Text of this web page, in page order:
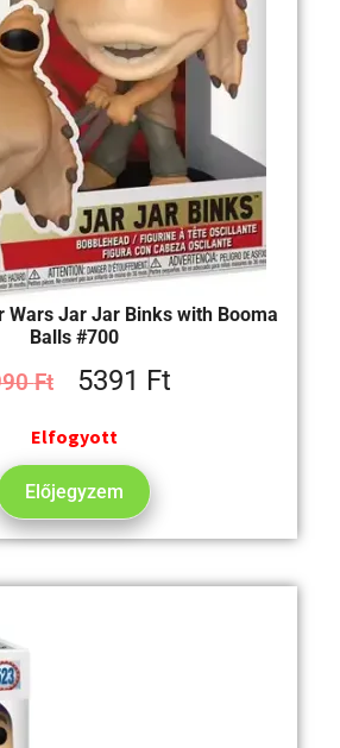
Wars Jar Jar Binks with Booma
Balls #700
Ft 5391 Ft
Elfogyott
Előjegyzem